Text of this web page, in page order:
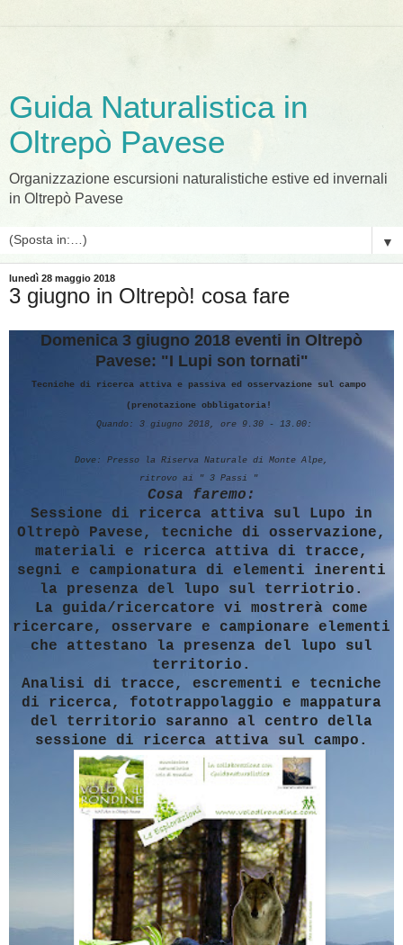
Guida Naturalistica in
Oltrepò Pavese
Organizzazione escursioni naturalistiche estive ed invernali
in Oltrepò Pavese
▼
lunedì 28 maggio 2018
3 giugno in Oltrepò! cosa fare
Domenica 3 giugno 2018 eventi in Oltrepò
Pavese: "I Lupi son tornati"
Tecniche di ricerca attiva e passiva ed osservazione sul campo
(prenotazione obbligatoria!
Quando: 3 giugno 2018, ore 9.30 - 13.00:
Dove: Presso la Riserva Naturale di Monte Alpe,
ritrovo ai " 3 Passi "
Cosa faremo:
Sessione di ricerca attiva sul Lupo in
Oltrepò Pavese, tecniche di osservazione,
materiali e ricerca attiva di tracce,
segni e campionatura di elementi inerenti
la presenza del lupo sul terriotrio.
La guida/ricercatore vi mostrerà come
ricercare, osservare e campionare elementi
che attestano la presenza del lupo sul
territorio.
Analisi di tracce, escrementi e tecniche
di ricerca, fototrappolaggio e mappatura
del territorio saranno al centro della
sessione di ricerca attiva sul campo.